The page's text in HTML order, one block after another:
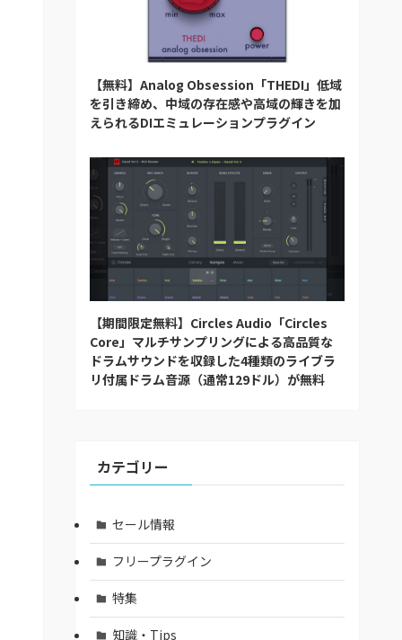
【無料】Analog Obsession「THEDI」低域
を引き締め、中域の存在感や高域の輝きを加
えられるDIエミュレーションプラグイン
【期間限定無料】Circles Audio「Circles
Core」マルチサンプリングによる高品質な
ドラムサウンドを収録した4種類のライブラ
リ付属ドラム音源（通常129ドル）が無料
カテゴリー
セール情報
フリープラグイン
特集
知識・Tips